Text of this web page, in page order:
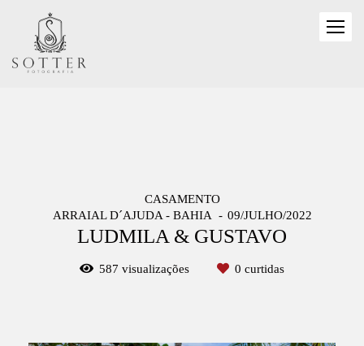
CASAMENTO
ARRAIAL D´AJUDA - BAHIA
09/JULHO/2022
LUDMILA & GUSTAVO
587 visualizações 0 curtidas